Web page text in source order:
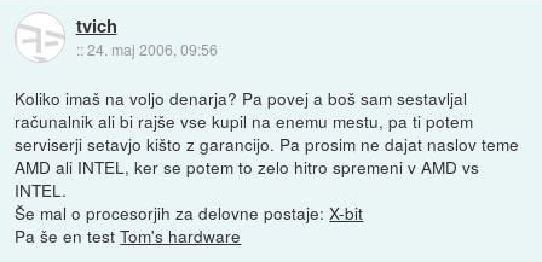
tvich
::24. maj 2006, 09:56
Koliko imaš na voljo denarja? Pa povej a boš sam sestavljal
računalnik ali bi rajše vse kupil na enemu mestu, pa ti potem
serviserji setavjo kišto z garancijo. Pa prosim ne dajat naslov teme
AMD ali INTEL, ker se potem to zelo hitro spremeni v AMD vs
INTEL.
Še mal o procesorjih za delovne postaje:X-bit
Pa še en testTom's hardware